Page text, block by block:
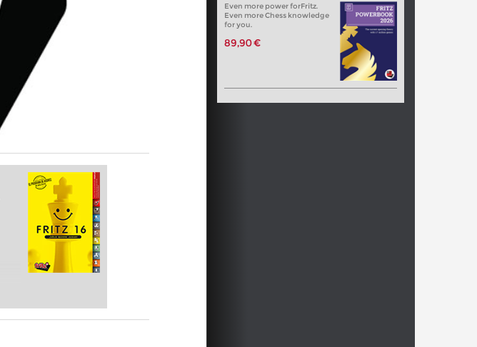
Even more power forFritz.
Even more Chess knowledge
for you.
89,90 €